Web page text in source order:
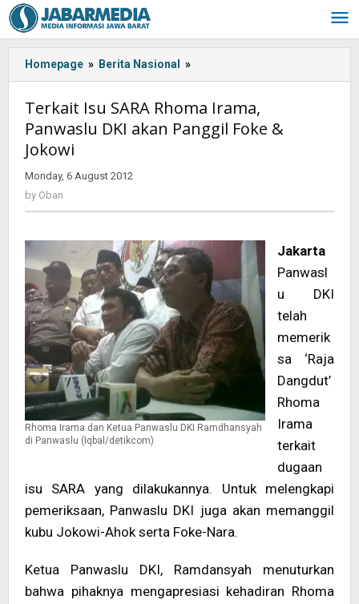
Skip
to
content
Homepage » Berita Nasional »
-:IN-
>Terkait
Isu
DKI
Panggil
Foke
Jokowi
<!-
-:-
-
>
Terkait Isu SARA Rhoma Irama,
Panwaslu DKI akan Panggil Foke &
Jokowi
Monday, 6 August 2012
by Oban
Rhoma Irama dan Ketua Panwaslu DKI Ramdhansyah
di Panwaslu (Iqbal/detikcom)
Jakarta
Panwasl
u DKI
telah
memerik
sa ‘Raja
Dangdut’
Rhoma
Irama
terkait
dugaan
isu SARA yang dilakukannya. Untuk melengkapi
pemeriksaan, Panwaslu DKI juga akan memanggil
kubu Jokowi-Ahok serta Foke-Nara.
Ketua Panwaslu DKI, Ramdansyah menuturkan
bahwa pihaknya mengapresiasi kehadiran Rhoma